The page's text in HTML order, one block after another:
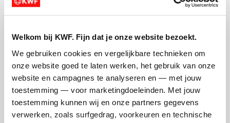
Welkom bij KWF. Fijn dat je onze website bezoekt.
We gebruiken cookies en vergelijkbare technieken om
onze website goed te laten werken, het gebruik van onze
website en campagnes te analyseren en — met jouw
toestemming — voor marketingdoeleinden. Met jouw
toestemming kunnen wij en onze partners gegevens
verwerken, zoals surfgedrag, voorkeuren en technische